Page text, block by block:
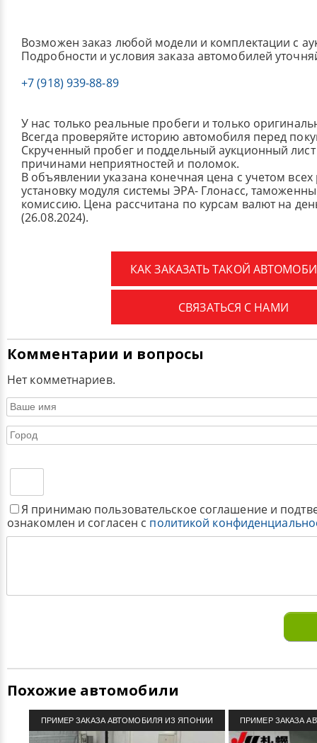
Возможен заказ любой модели и комплектации с
Подробности и условия заказа автомобилей
+7 (918) 939-88-89
У нас только реальные пробеги и только
Всегда проверяйте историю автомобиля перед
Скрученный пробег и поддельный аукционный лист
причинами неприятностей и поломок.
В объявлении указана конечная цена с учетом
установку модуля системы ЭРА- Глонасс,
комиссию. Цена рассчитана по курсам валют на
(26.08.2024).
КАК ЗАКАЗАТЬ ТАКОЙ
СВЯЗАТЬСЯ С НАМИ
Комментарии и вопросы
Нет комметнариев.
Я принимаю пользовательское соглашение и
ознакомлен и согласен с политикой
Похожие автомобили
ПРИМЕР ЗАКАЗА АВТОМОБИЛЯ ИЗ ЯПОНИИ ПРИМЕР ЗАКАЗА